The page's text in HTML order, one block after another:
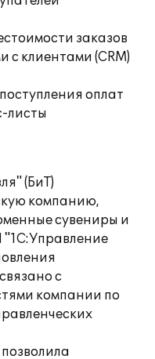
заказов
клиентами (CRM)
оплат
листы
(БиТ)
компанию,
сувениры и
с
компании по